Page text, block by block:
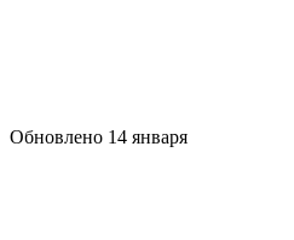
Обновлено 14 января